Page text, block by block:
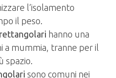
l’isolamento
il peso.
hanno una
a mummia, tranne per il
spazio.
sono comuni nei